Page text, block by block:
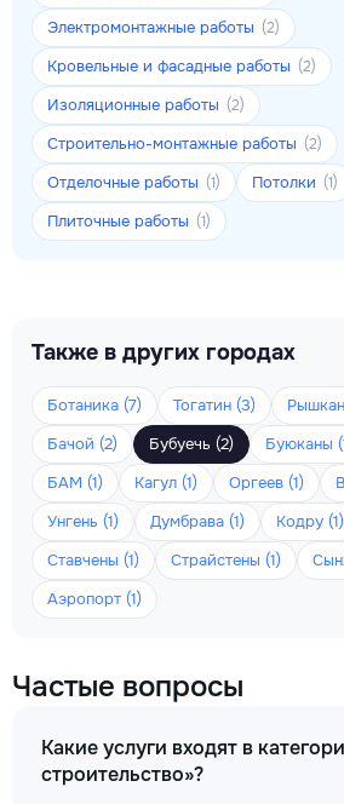
Электромонтажные работы (2)
Кровельные и фасадные работы (2)
Изоляционные работы (2)
Строительно-монтажные работы (2)
Отделочные работы (1) Потолки (1)
Плиточные работы (1)
Также в других городах
Ботаника (7) Тогатин (3)
Бачой (2)
Бубуечь (2) Буюканы
БАМ (1)
Кагул (1) Оргеев (1)
Унгень (1)
Думбрава (1) Кодру (1)
Ставчены (1)
Страйстены (1)
Аэропорт (1)
Частые вопросы
Какие услуги входят в
строительство»?